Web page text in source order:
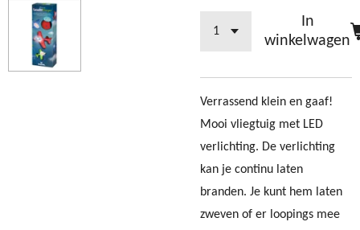
In
winkelwagen
Verrassend klein en gaaf!
Mooi vliegtuig met LED
verlichting. De verlichting
kan je continu laten
branden. Je kunt hem laten
zweven of er loopings mee